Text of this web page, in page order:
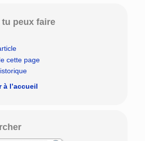
tu peux faire
cette page
à l’accueil